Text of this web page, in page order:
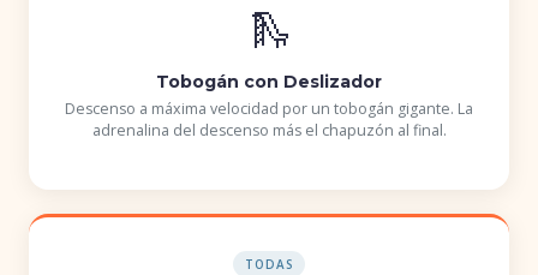
🛝
Tobogán con Deslizador
Descenso a máxima velocidad por un tobogán gigante. La
adrenalina del descenso más el chapuzón al final.
TODAS